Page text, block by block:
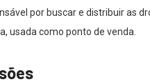
por buscar e distribuir as
usada como ponto de venda.